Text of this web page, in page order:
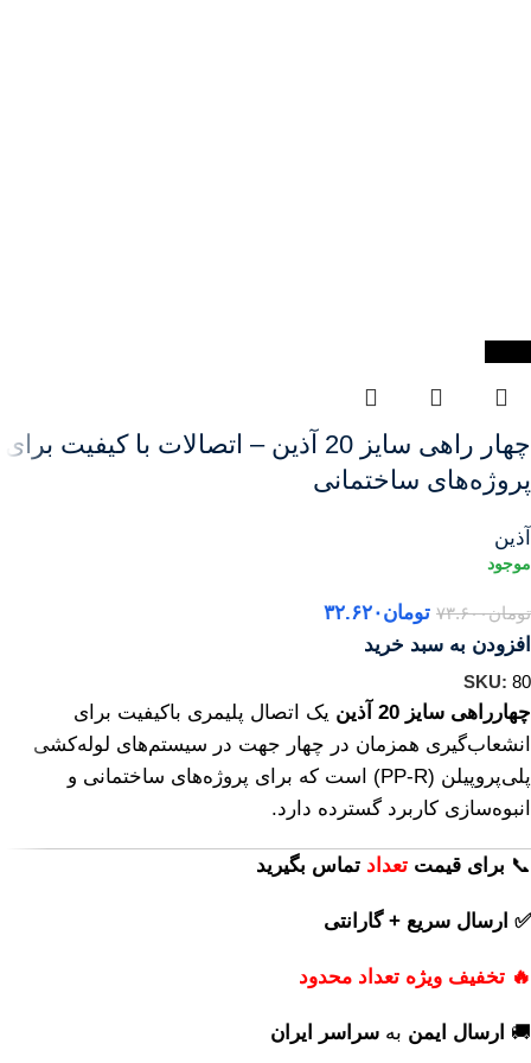
چهار راهی سایز 20 آذین – اتصالات با کیفیت برای
پروژه‌های ساختمانی
آذین
تومان۷۳.۶۰۰ تومان۳۲.۶۲۰
افزودن به سبد خرید
SKU: 80
چهارراهی سایز 20 آذین
یک اتصال پلیمری باکیفیت برای
انشعاب‌گیری همزمان در چهار جهت در سیستم‌های لوله‌کشی
پلی‌پروپیلن (PP‑R) است که برای پروژه‌های ساختمانی و
انبوه‌سازی کاربرد گسترده دارد.
📞 برای قیمت تعداد تماس بگیرید
✅ ارسال سریع + گارانتی
🔥 تخفیف ویژه تعداد محدود
🚚 ارسال ایمن به سراسر ایران